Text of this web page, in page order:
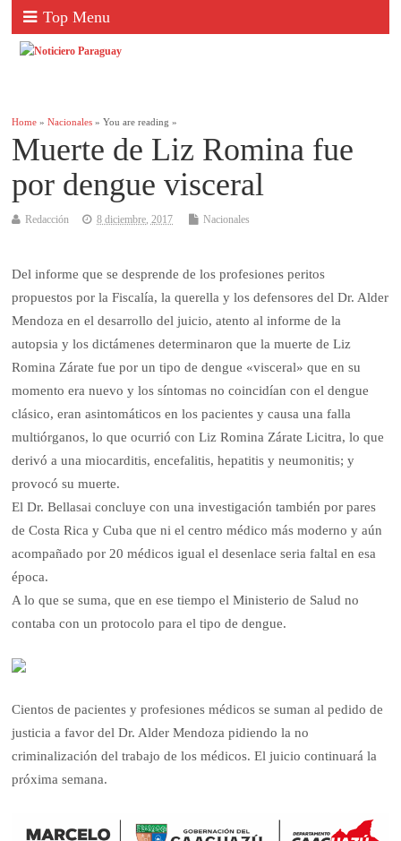
Top Menu
Home »Nacionales » You are reading »
Muerte de Liz Romina fue
por dengue visceral
Redacción 8 diciembre, 2017 Nacionales
Del informe que se desprende de los profesiones peritos
propuestos por la Fiscalía, la querella y los defensores del Dr. Alder
Mendoza en el desarrollo del juicio, atento al informe de la
autopsia y los dictámenes determinaron que la muerte de Liz
Romina Zárate fue por un tipo de dengue «visceral» que en su
momento era nuevo y los síntomas no coincidían con el dengue
clásico, eran asintomáticos en los pacientes y causa una falla
multiórganos, lo que ocurrió con Liz Romina Zárate Licitra, lo que
derivó a una miocarditis, encefalitis, hepatitis y neumonitis; y
provocó su muerte.
El Dr. Bellasai concluye con una investigación también por pares
de Costa Rica y Cuba que ni el centro médico más moderno y aún
acompañado por 20 médicos igual el desenlace seria faltal en esa
época.
A lo que se suma, que en ese tiempo el Ministerio de Salud no
contaba con un protocolo para el tipo de dengue.
Cientos de pacientes y profesiones médicos se suman al pedido de
justicia a favor del Dr. Alder Mendoza pidiendo la no
criminalización del trabajo de los médicos. El juicio continuará la
próxima semana.